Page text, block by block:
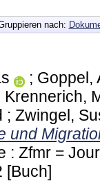
nach:
; Goppel,
Krennerich,
; Zwingel,
und
: Zfmr =
[Buch]